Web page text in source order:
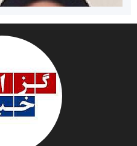
دانشگاه سئوی ایران
سازمان صنعت،معدن و تجارت
مریم حاج نوروز نظری